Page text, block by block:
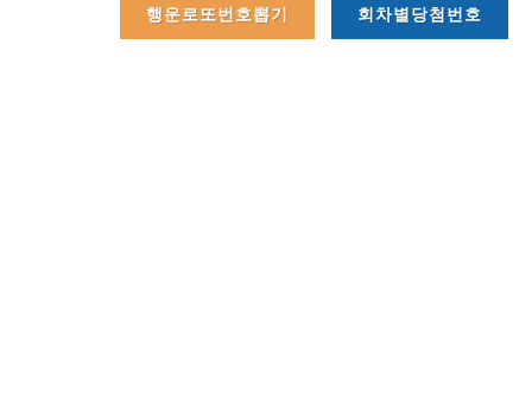
행운로또번호뽑기 회차별당첨번호